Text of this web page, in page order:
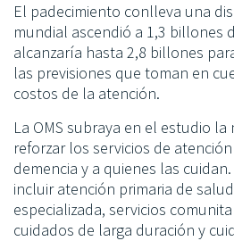
El padecimiento conlleva una
mundial ascendió a 1,3 billones
alcanzaría hasta 2,8 billones
las previsiones que toman en
costos de la atención.
La OMS subraya en el estudio
reforzar los servicios de
demencia y a quienes las
incluir atención primaria de
especializada, servicios
cuidados de larga duración y